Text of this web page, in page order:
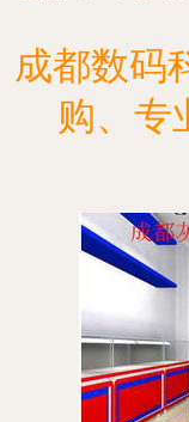
成都数码
购、专